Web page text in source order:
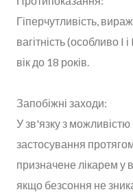
Гіперчутливість,
вагітність (особливо I
вік до 18 років.
Запобіжні заходи:
У зв'язку з можливістю
застосування
призначене лікарем у
якщо безсоння не